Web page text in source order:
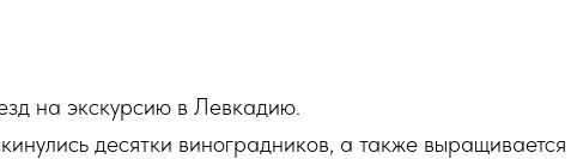
на экскурсию в Левкадию.
десятки виноградников, а также выращивается